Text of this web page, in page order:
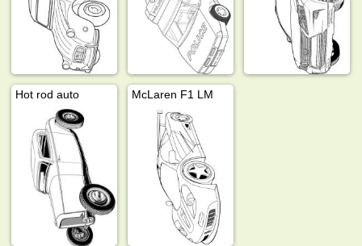
Hot rod auto McLaren F1 LM